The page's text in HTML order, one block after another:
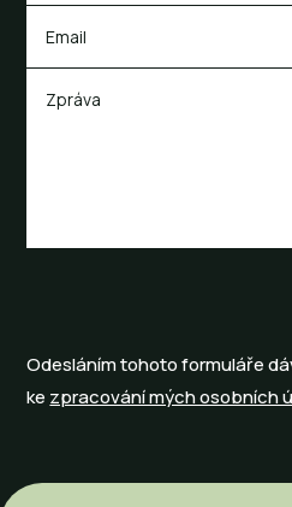
Odesláním tohoto formuláře
ke zpracování mých osobních